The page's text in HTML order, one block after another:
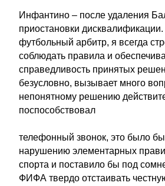
Инфантино – после удаления
приостановки
футбольный арбитр, я всегда
соблюдать правила и
справедливость принятых
безусловно, вызывает много
непонятному решению
поспособствовал
телефонный звонок, это было
нарушению элементарных
спорта и поставило бы под
ФИФА твердо отстаивать